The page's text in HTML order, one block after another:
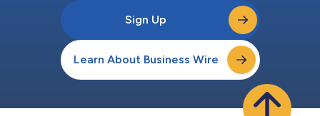
Sign Up
Learn About Business Wire